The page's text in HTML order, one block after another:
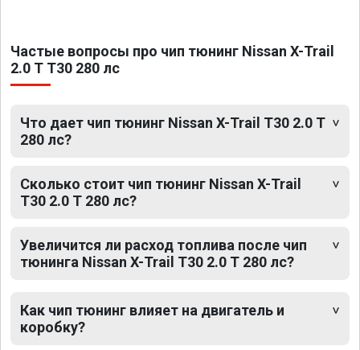
Частые вопросы про чип тюнинг Nissan X-Trail
2.0 T T30 280 лс
Что дает чип тюнинг Nissan X-Trail T30 2.0 T
280 лс?
Сколько стоит чип тюнинг Nissan X-Trail
T30 2.0 T 280 лс?
Увеличится ли расход топлива после чип
тюнинга Nissan X-Trail T30 2.0 T 280 лс?
Как чип тюнинг влияет на двигатель и
коробку?